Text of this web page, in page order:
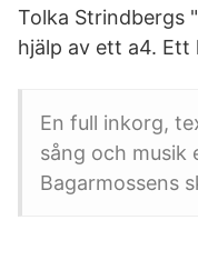
Tolka Strindbergs
hjälp av ett a4. Ett
En full inkorg,
sång och musik
Bagarmossens